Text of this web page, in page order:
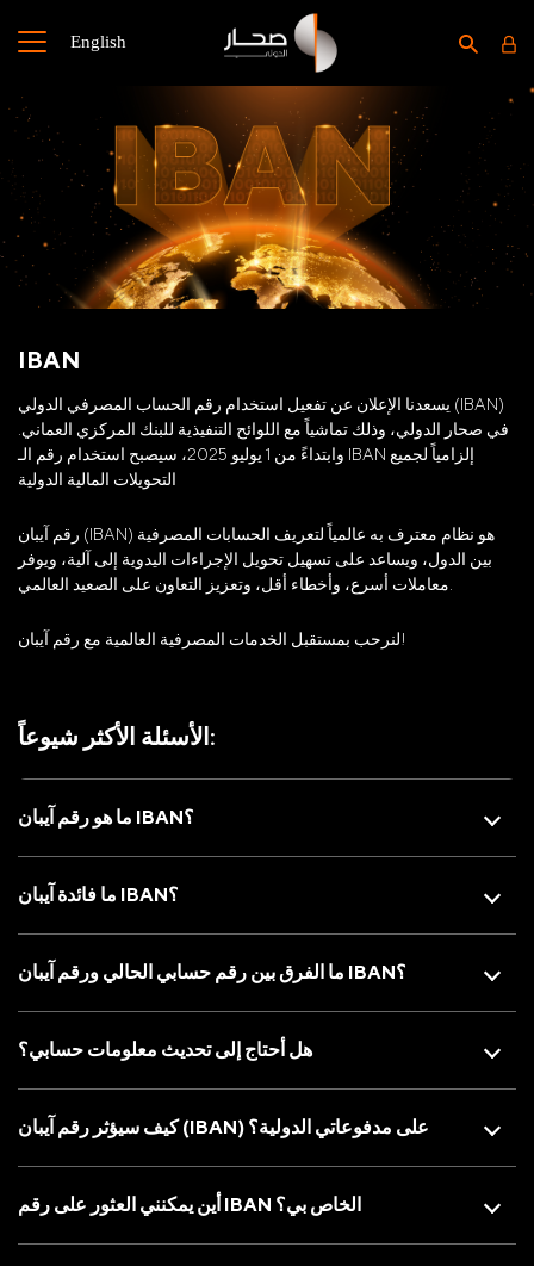
English
IBAN
يسعدنا الإعلان عن تفعيل استخدام رقم الحساب المصرفي الدولي (IBAN)
في صحار الدولي، وذلك تماشياً مع اللوائح التنفيذية للبنك المركزي العماني.
وابتداءً من 1 يوليو 2025، سيصبح استخدام رقم الـ IBAN إلزامياً لجميع
التحويلات المالية الدولية
رقم آيبان (IBAN) هو نظام معترف به عالمياً لتعريف الحسابات المصرفية
بين الدول، ويساعد على تسهيل تحويل الإجراءات اليدوية إلى آلية، ويوفر
لنرحب بمستقبل الخدمات المصرفية العالمية مع رقم آيبان!
الأسئلة الأكثر شيوعاً:
ما هو رقم آيبان IBAN؟
ما فائدة آيبان IBAN؟
ما الفرق بين رقم حسابي الحالي ورقم آيبان IBAN؟
هل أحتاج إلى تحديث معلومات حسابي؟
كيف سيؤثر رقم آيبان (IBAN) على مدفوعاتي الدولية؟
أين يمكنني العثور على رقم IBAN الخاص بي؟